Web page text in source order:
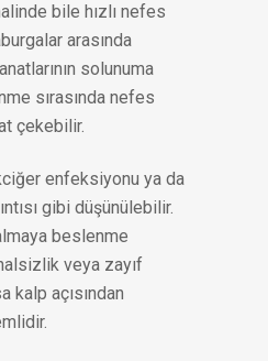
bile hızlı nefes
arasında
solunuma
sırasında nefes
çekebilir.
enfeksiyonu ya da
gibi düşünülebilir.
beslenme
veya zayıf
kalp açısından